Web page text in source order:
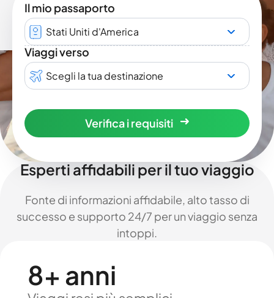
Il mio passaporto
Stati Uniti d'America
Viaggi verso
Scegli la tua destinazione
Verifica i requisiti
Esperti affidabili per il tuo viaggio
Fonte di informazioni affidabile, alto tasso di
successo e supporto 24/7 per un viaggio senza
intoppi.
8+ anni